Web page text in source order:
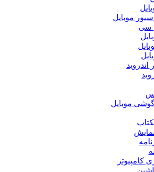
موبایل
سی
اندروید
موبایل
کامپیوتر